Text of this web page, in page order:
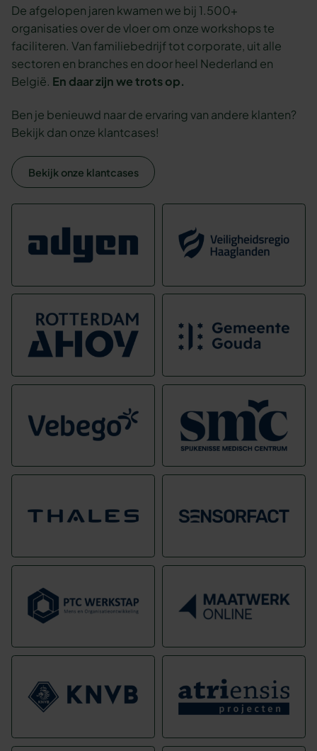
De afgelopen jaren kwamen we bij 1.500+
organisaties over de vloer om onze workshops te
faciliteren. Van familiebedrijf tot corporate, uit alle
sectoren en branches en door heel Nederland en
België. En daar zijn we trots op.
Ben je benieuwd naar de ervaring van andere klanten?
Bekijk dan onze klantcases!
Bekijk onze klantcases